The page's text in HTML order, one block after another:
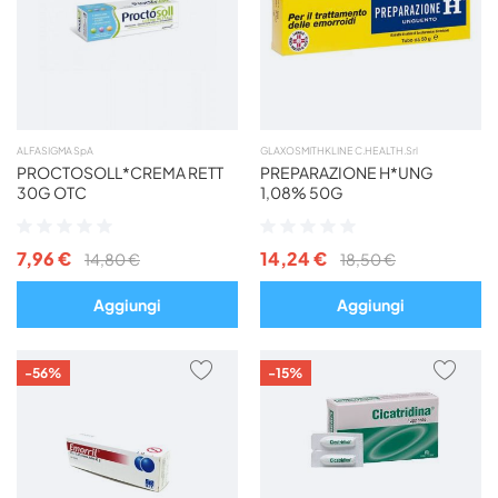
ALFASIGMA SpA
PROCTOSOLL*CREMA RETT
30G OTC
7,96 € 14,80 €
Aggiungi
GLAXOSMITHKLINE C.HEALTH.Srl
PREPARAZIONE H*UNG
1,08% 50G
14,24 € 18,50 €
Aggiungi
-56%
AGGIUNGI
-15%